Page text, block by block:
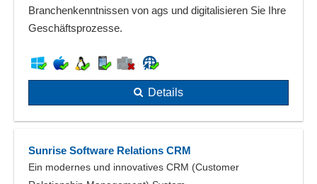
Branchenkenntnissen von ags und digitalisieren Sie Ihre
Geschäftsprozesse.
Details
Sunrise Software Relations CRM
Ein modernes und innovatives CRM (Customer